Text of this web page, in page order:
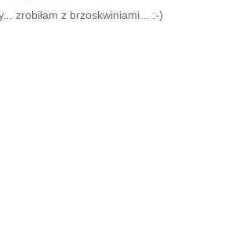
zrobiłam z brzoskwiniami... :-)